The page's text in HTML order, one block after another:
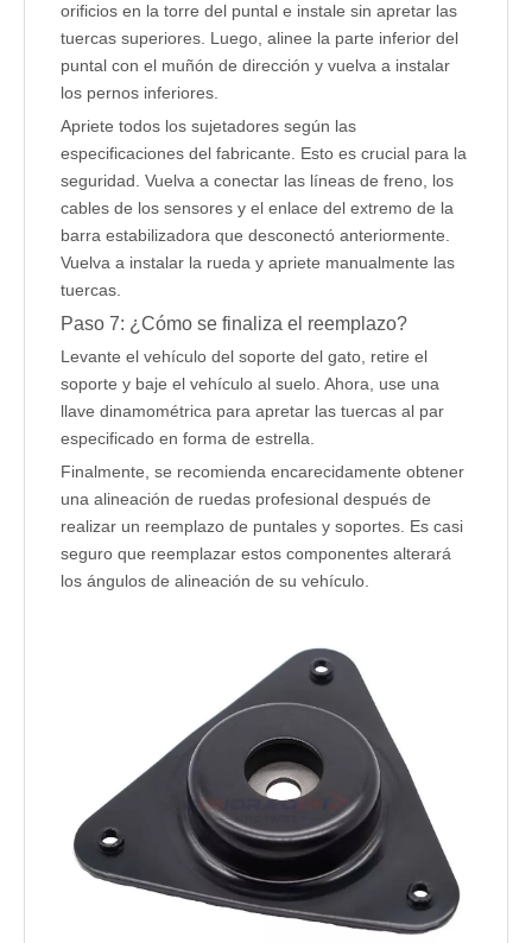
orificios en la torre del puntal e instale sin apretar las
tuercas superiores. Luego, alinee la parte inferior del
puntal con el muñón de dirección y vuelva a instalar
los pernos inferiores.
Apriete todos los sujetadores según las
especificaciones del fabricante. Esto es crucial para la
seguridad. Vuelva a conectar las líneas de freno, los
cables de los sensores y el enlace del extremo de la
barra estabilizadora que desconectó anteriormente.
Vuelva a instalar la rueda y apriete manualmente las
tuercas.
Paso 7: ¿Cómo se finaliza el reemplazo?
Levante el vehículo del soporte del gato, retire el
soporte y baje el vehículo al suelo. Ahora, use una
llave dinamométrica para apretar las tuercas al par
especificado en forma de estrella.
Finalmente, se recomienda encarecidamente obtener
una alineación de ruedas profesional después de
realizar un reemplazo de puntales y soportes. Es casi
seguro que reemplazar estos componentes alterará
los ángulos de alineación de su vehículo.